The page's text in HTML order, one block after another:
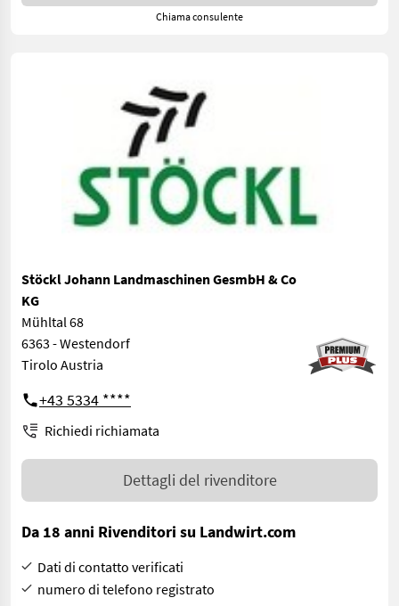
Chiama consulente
Stöckl Johann Landmaschinen GesmbH & Co
KG
Mühltal 68
6363 - Westendorf
Tirolo Austria
+43 5334 ****
Richiedi richiamata
Dettagli del rivenditore
Da 18 anni Rivenditori su Landwirt.com
Dati di contatto verificati
numero di telefono registrato